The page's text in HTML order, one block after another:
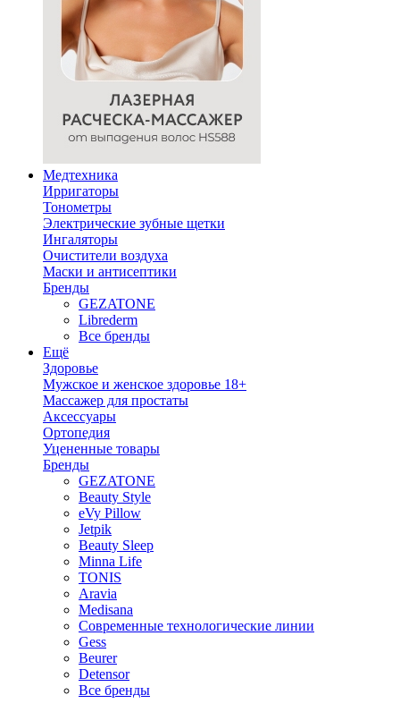
Медтехника
Ирригаторы
Тонометры
Электрические зубные щетки
Ингаляторы
Очистители воздуха
Маски и антисептики
Бренды
GEZATONE
Librederm
Все бренды
Ещё
Здоровье
Мужское и женское здоровье 18+
Массажер для простаты
Аксессуары
Ортопедия
Уцененные товары
Бренды
GEZATONE
Beauty Style
eVy Pillow
Jetpik
Beauty Sleep
Minna Life
TONIS
Aravia
Medisana
Современные технологические линии
Gess
Beurer
Detensor
Все бренды